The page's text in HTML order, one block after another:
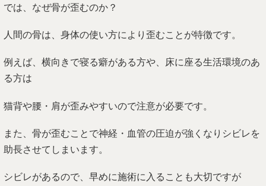
では、なぜ骨が歪むのか？
人間の骨は、身体の使い方により歪むことが特徴です。
例えば、横向きで寝る癖がある方や、床に座る生活環境のあ
る方は
猫背や腰・肩が歪みやすいので注意が必要です。
また、骨が歪むことで神経・血管の圧迫が強くなりシビレを
助長させてしまいます。
シビレがあるので、早めに施術に入ることも大切ですが